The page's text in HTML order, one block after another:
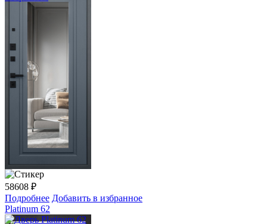
58608 ₽
Подробнее Добавить в избранное
Platinum 62